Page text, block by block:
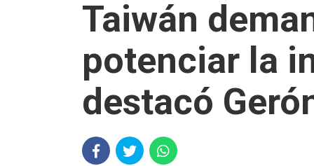
Taiwán
potenciar la
destacó